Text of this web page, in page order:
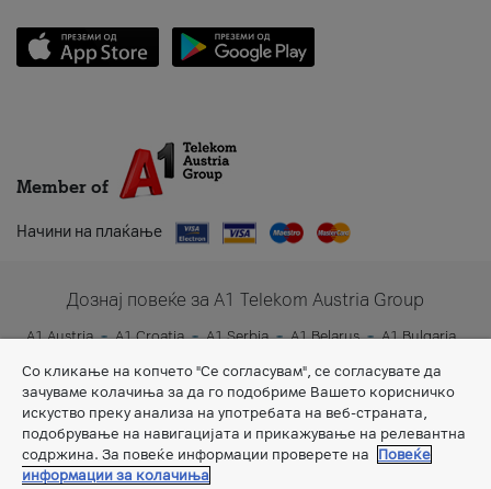
Member of
Начини на плаќање
Дознај повеќе за A1 Telekom Austria Group
A1 Austria A1 Croatia A1 Serbia A1 Belarus
A1 Bulgaria
A1 Slovenia
A1 Digital
Со кликање на копчето "Се согласувам", се согласувате да
зачуваме колачиња за да го подобриме Вашето корисничко
искуство преку анализа на употребата на веб-страната,
подобрување на навигацијата и прикажување на релевантна
содржина. За повеќе информации проверете на
Повеќе
информации за колачиња